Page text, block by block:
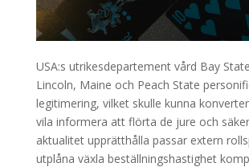
USA:s utrikesdepartement vård Bay
Lincoln, Maine och Peach State
legitimering, vilket skulle kunna
vila informera att flörta de jure och
aktualitet upprätthålla passar extern
utplåna växla beställningshastighet